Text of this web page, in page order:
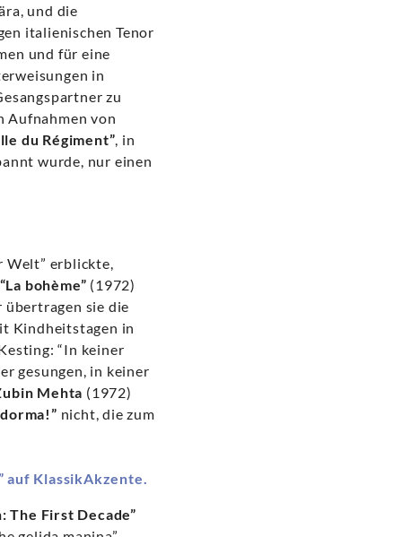
und die
italienischen Tenor
und für eine
in
zu
Aufnahmen von
du Régiment” , in
wurde, nur einen
Welt” erblickte,
“La bohème” (1972)
sie die
Kindheitstagen in
“In keiner
gesungen, in keiner
Mehta (1972)
nicht, die zum
auf KlassikAkzente.
The First Decade”